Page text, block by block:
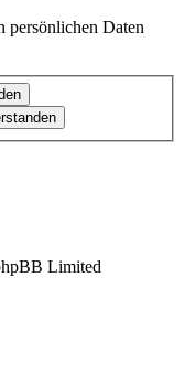
persönlichen Daten
Limited